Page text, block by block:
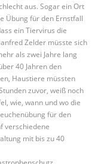
aus. Sogar ein Ort
Übung für den Ernstfall
ein Tiervirus die
Zelder müsste sich
als zwei Jahre lang
40 Jahren den
Haustiere müssten
zuvor, weiß noch
wie, wann und wo die
für den
verschiedene
mit bis zu 40